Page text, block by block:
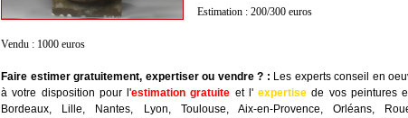
Estimation : 200/300 euros
Vendu : 1000 euros
Faire estimer gratuitement, expertiser ou vendre ? : Les experts conseil en
à votre disposition pour l'estimation gratuite et l'expertise de vos peintures
Bordeaux, Lille, Nantes, Lyon, Toulouse, Aix-en-Provence, Orléans,